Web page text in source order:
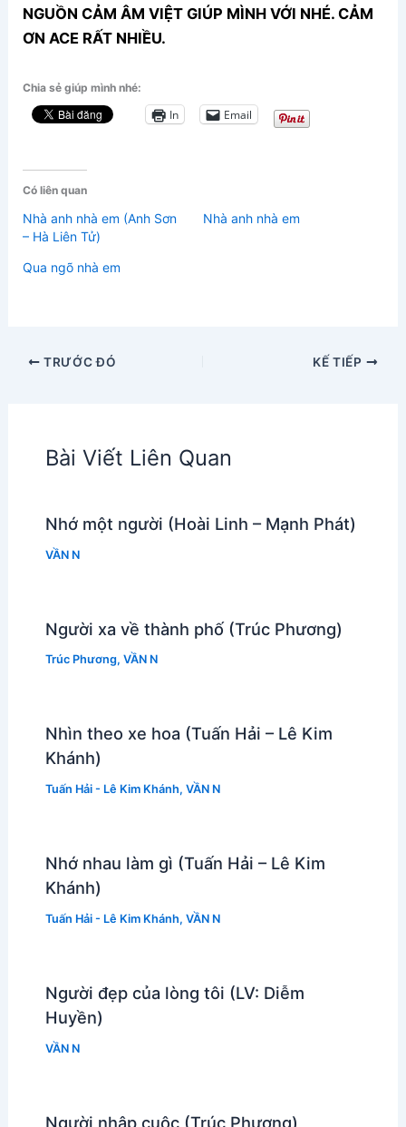
NGUỒN CẢM ÂM VIỆT GIÚP MÌNH VỚI NHÉ. CẢM
ƠN ACE RẤT NHIỀU.
Chia sẻ giúp mình nhé:
In Email
Có liên quan
Nhà anh nhà em (Anh Sơn
– Hà Liên Tử)
Nhà anh nhà em
Qua ngõ nhà em
TRƯỚC ĐÓ KẾ TIẾP
Bài Viết Liên Quan
Nhớ một người (Hoài Linh – Mạnh Phát)
VẦN N
Người xa về thành phố (Trúc Phương)
Trúc Phương, VẦN N
Nhìn theo xe hoa (Tuấn Hải – Lê Kim
Khánh)
Tuấn Hải - Lê Kim Khánh, VẦN N
Nhớ nhau làm gì (Tuấn Hải – Lê Kim
Khánh)
Tuấn Hải - Lê Kim Khánh, VẦN N
Người đẹp của lòng tôi (LV: Diễm
Huyền)
VẦN N
Người nhập cuộc (Trúc Phương)